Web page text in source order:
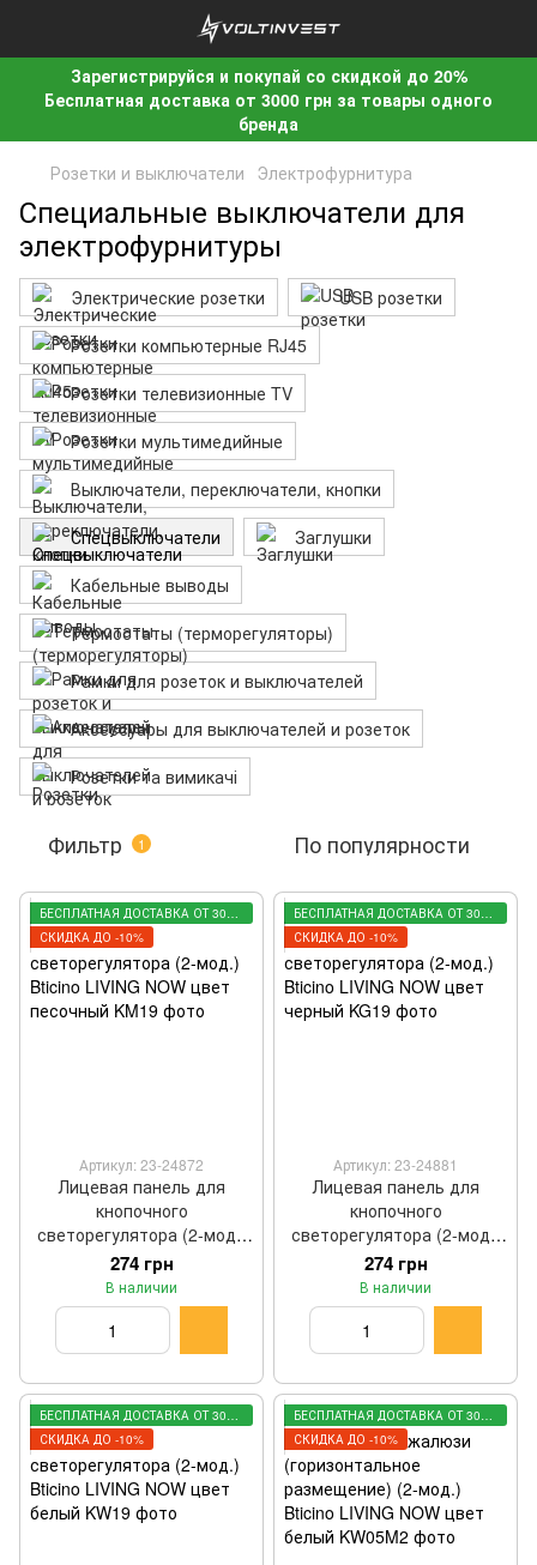
Зарегистрируйся и покупай со скидкой до 20%
Бесплатная доставка от 3000 грн за товары одного
бренда
Розетки и выключатели Электрофурнитура
Специальные выключатели для
электрофурнитуры
Электрические розетки
USB розетки
Розетки компьютерные RJ45
Розетки телевизионные TV
Розетки мультимедийные
Выключатели, переключатели, кнопки
Спецвыключатели
Заглушки
Кабельные выводы
Термостаты (терморегуляторы)
Рамки для розеток и выключателей
Аксессуары для выключателей и розеток
Розетки та вимикачі
Фильтр 1 По популярности
БЕСПЛАТНАЯ ДОСТАВКА ОТ 3000 ГРН
СКИДКА ДО -10%
Артикул: 23-24872
Лицевая панель для
кнопочного
светорегулятора (2-мод.)
Bticino LIVING NOW цвет
песочный KM19
274 грн
В наличии
БЕСПЛАТНАЯ ДОСТАВКА ОТ 3000 ГРН
СКИДКА ДО -10%
Артикул: 23-24881
Лицевая панель для
кнопочного
светорегулятора (2-мод.)
Bticino LIVING NOW цвет
черный KG19
274 грн
В наличии
БЕСПЛАТНАЯ ДОСТАВКА ОТ 3000 ГРН
СКИДКА ДО -10%
БЕСПЛАТНАЯ ДОСТАВКА ОТ 3000 ГРН
СКИДКА ДО -10%